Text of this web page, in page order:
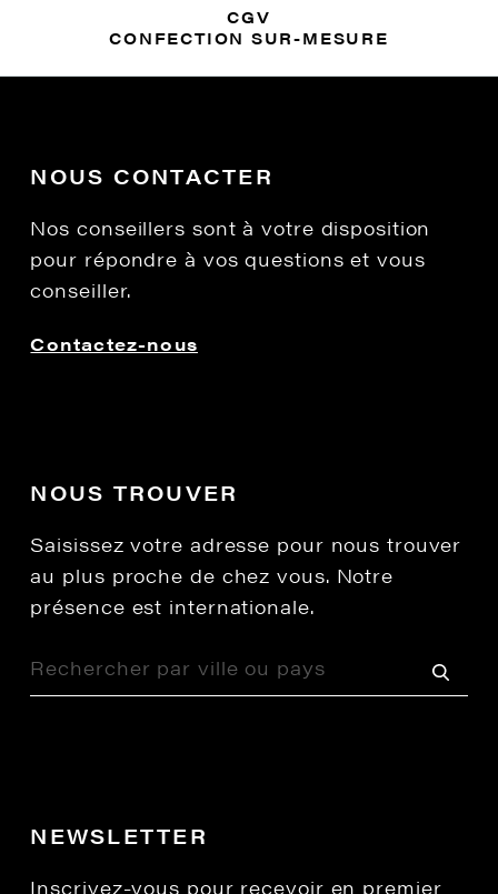
CGV
CONFECTION SUR-MESURE
NOUS CONTACTER
Nos conseillers sont à votre disposition
pour répondre à vos questions et vous
conseiller.
Contactez-nous
NOUS TROUVER
Saisissez votre adresse pour nous trouver
au plus proche de chez vous. Notre
présence est internationale.
NEWSLETTER
Inscrivez-vous pour recevoir en premier